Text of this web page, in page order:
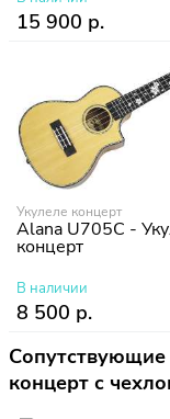
15 900 р.
Укулеле концерт
Alana U705C -
концерт
В наличии
8 500 р.
Сопутствующие
концерт с